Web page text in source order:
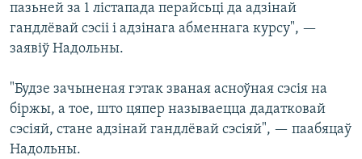
пазьней за 1 лістапада перайсьці да адзінай
гандлёвай сэсіі і адзінага абменнага курсу", —
заявіў Надольны.
"Будзе зачыненая гэтак званая асноўная сэсія на
біржы, а тое, што цяпер называецца дадатковай
сэсіяй, стане адзінай гандлёвай сэсіяй", — паабяцаў
Надольны.